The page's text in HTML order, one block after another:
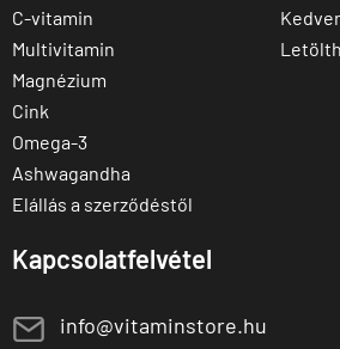
C-vitamin
Multivitamin
Magnézium
Cink
Omega-3
Ashwagandha
Elállás a szerződéstől
Kapcsolatfelvétel
E info@vitaminstore.hu